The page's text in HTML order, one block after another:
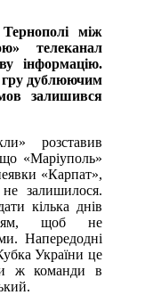
між
телеканал
інформацію.
гру дублюючим
залишився
розставив
«Маріуполь»
«Карпат»,
залишилося.
кілька днів
щоб не
Напередодні
України це
ж команди в